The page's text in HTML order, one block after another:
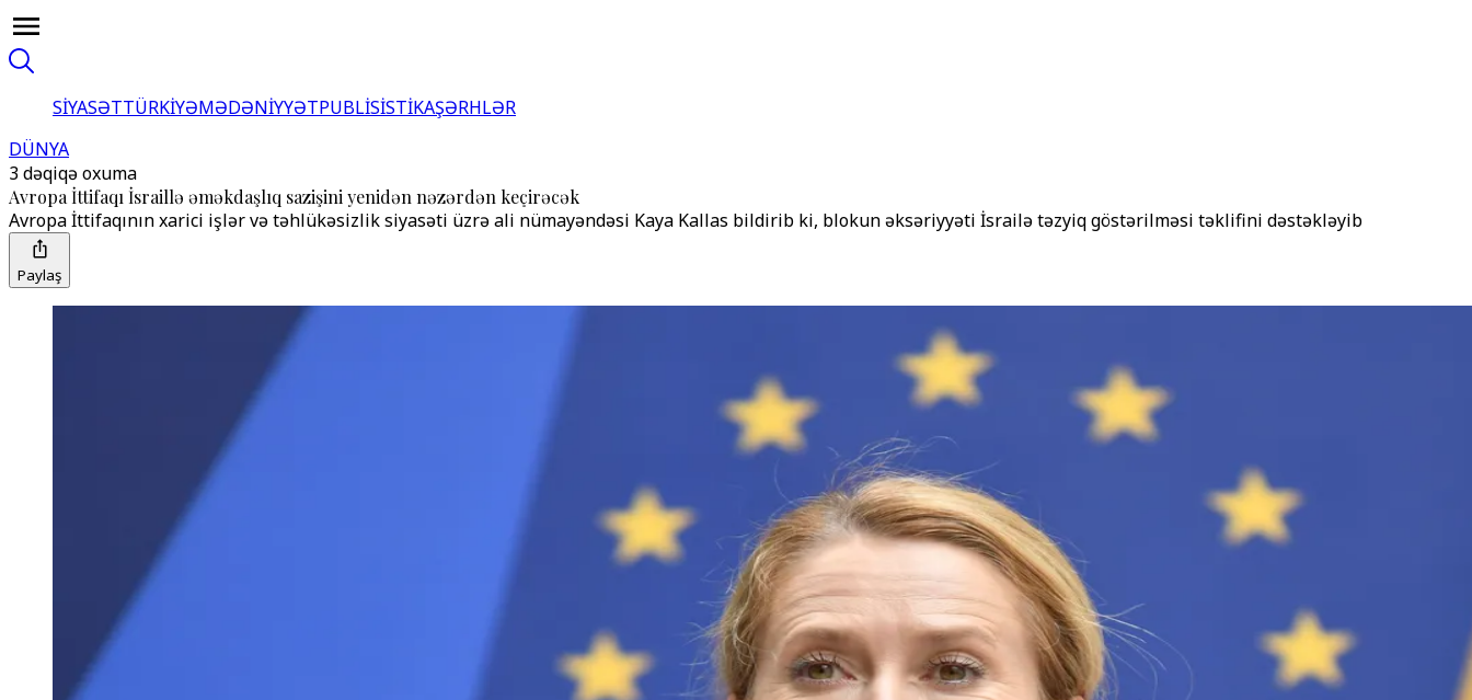
SİYASƏTTÜRKİYƏMƏDƏNİYYƏTPUBLİSİSTİKAŞƏRHLƏR
DÜNYA
3 dəqiqə oxuma
Avropa İttifaqı İsraillə əməkdaşlıq sazişini yenidən nəzərdən keçirəcək
Avropa İttifaqının xarici işlər və təhlükəsizlik siyasəti üzrə ali nümayəndəsi Kaya Kallas bildirib ki, blokun əksəriyyəti İsrailə təzyiq göstərilməsi təklifini dəstəkləyib
Paylaş